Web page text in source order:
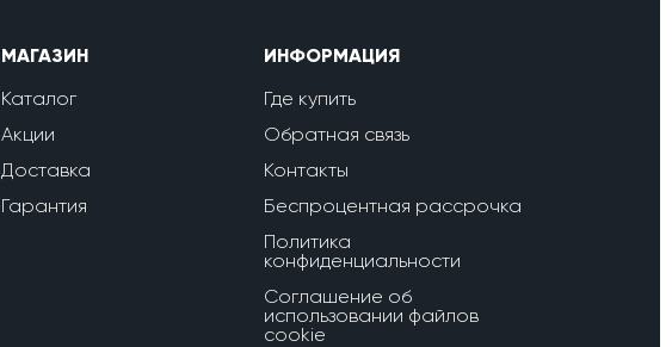
МАГАЗИН
Каталог
Акции
Доставка
Гарантия
ИНФОРМАЦИЯ
Где купить
Обратная связь
Контакты
Беспроцентная рассрочка
Политика
конфиденциальности
Соглашение об
использовании файлов
cookie